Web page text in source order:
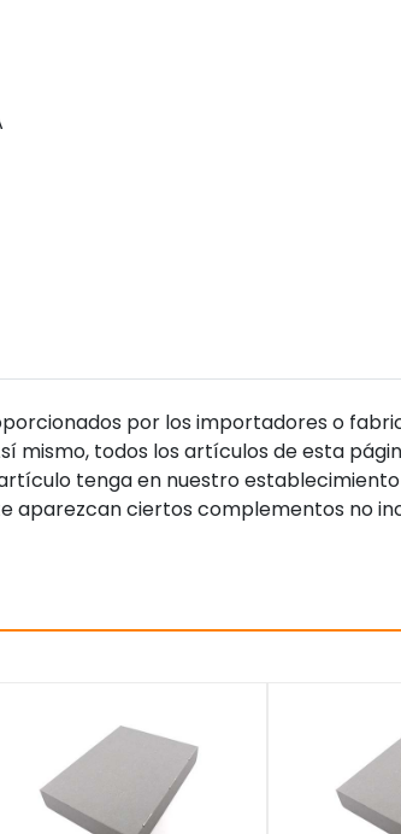
por los importadores o
mismo, todos los artículos de esta
tenga en nuestro
aparezcan ciertos complementos no